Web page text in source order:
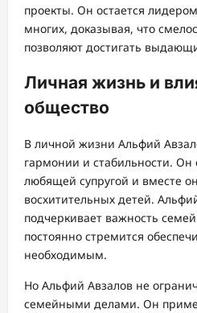
проекты. Он остается
многих, доказывая, что
позволяют достигать
Личная жизнь и
общество
В личной жизни Альфий
гармонии и стабильности. Он
любящей супругой и вместе
восхитительных детей.
подчеркивает важность
постоянно стремится
необходимым.
Но Альфий Авзалов не
семейными делами. Он